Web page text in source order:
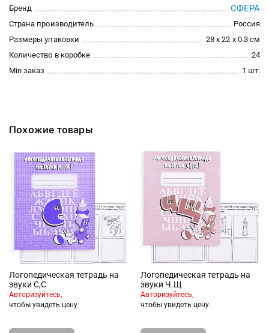
Бренд
СФЕРА
Страна производитель
Россия
Размеры упаковки
28 x 22 x 0.3 см
Количество в коробке
24
Min заказ
1 шт.
Похожие товары
Логопедическая тетрадь на
звуки С,С
Авторизуйтесь,
чтобы увидеть цену
Логопедическая тетрадь на
звуки Ч.Щ
Авторизуйтесь,
чтобы увидеть цену